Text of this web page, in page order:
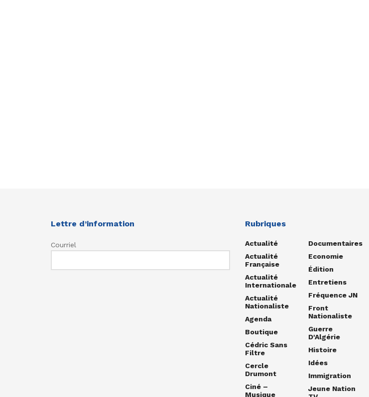
Lettre d’information
Courriel
Rubriques
Actualité
Actualité
Française
Actualité
Internationale
Actualité
Nationaliste
Agenda
Boutique
Cédric Sans
Filtre
Cercle
Drumont
Ciné –
Musique
Documentaires
Economie
Édition
Entretiens
Fréquence JN
Front
Nationaliste
Guerre
D'Algérie
Histoire
Idées
Immigration
Jeune Nation